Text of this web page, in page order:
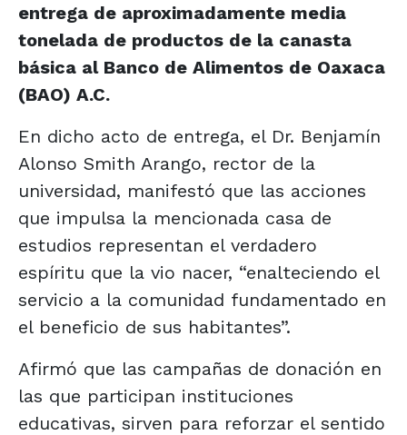
entrega de aproximadamente media
tonelada de productos de la canasta
básica al Banco de Alimentos de Oaxaca
(BAO) A.C.
En dicho acto de entrega, el Dr. Benjamín
Alonso Smith Arango, rector de la
universidad, manifestó que las acciones
que impulsa la mencionada casa de
estudios representan el verdadero
espíritu que la vio nacer, “enalteciendo el
servicio a la comunidad fundamentado en
el beneficio de sus habitantes”.
Afirmó que las campañas de donación en
las que participan instituciones
educativas, sirven para reforzar el sentido